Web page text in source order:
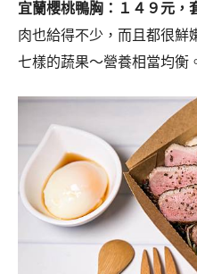
宜蘭櫻桃鴨胸：１４９元，
肉也給得不少，而且都很鮮
七樣的蔬果～營養相當均衡